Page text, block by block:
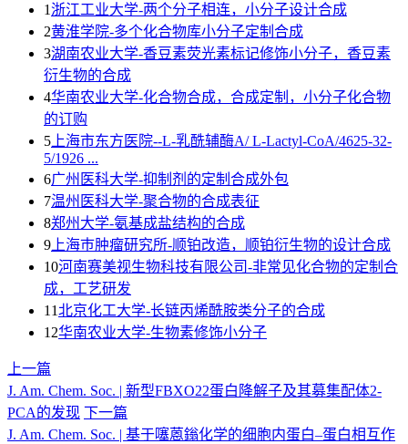
1 浙江工业大学-两个分子相连，小分子设计合成
2黄淮学院-多个化合物库小分子定制合成
3湖南农业大学-香豆素荧光素标记修饰小分子，香豆素
衍生物的合成
4华南农业大学-化合物合成，合成定制，小分子化合物
的订购
5 上海市东方医院--L-乳酰辅酶A/ L-Lactyl-CoA/4625-32-
5/1926 ...
6广州医科大学-抑制剂的定制合成外包
7温州医科大学-聚合物的合成表征
8郑州大学-氨基成盐结构的合成
9 上海巿肿瘤研究所-顺铂改造，顺铂衍生物的设计合成
10河南赛美视生物科技有限公司-非常见化合物的定制合
成，工艺研发
11北京化工大学-长链丙烯酰胺类分子的合成
12华南农业大学-生物素修饰小分子
上一篇
J. Am. Chem. Soc. | 新型FBXO22蛋白降解子及其募集配体2-
PCA的发现 下一篇
J. Am. Chem. Soc. | 基于噻蒽鎓化学的细胞内蛋白–蛋白相互作